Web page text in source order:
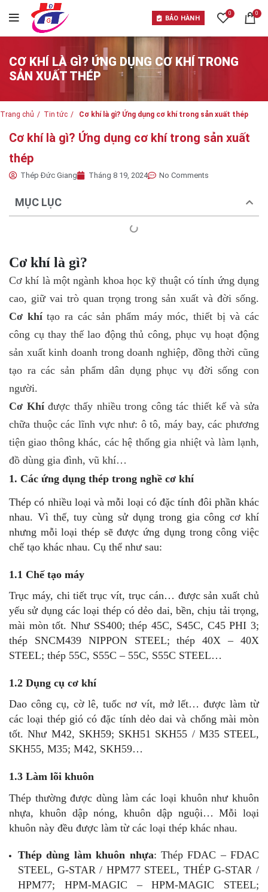
BẢO HÀNH
0 0
CƠ KHÍ LÀ GÌ? ỨNG DỤNG CƠ KHÍ TRONG
SẢN XUẤT THÉP
Trang chủ Tin tức Cơ khí là gì? Ứng dụng cơ khí trong sản xuất thép
Cơ khí là gì? Ứng dụng cơ khí trong sản xuất
thép
Thép Đức Giang Tháng 8 19, 2024 No Comments
MỤC LỤC
Cơ khí là gì?
Cơ khí là một ngành khoa học kỹ thuật có tính ứng dụng
Cơ khí tạo ra các sản phẩm máy móc, thiết bị và các
công cụ thay thế lao động thủ công, phục vụ hoạt động
sản xuất kinh doanh trong doanh nghiệp, đồng thời cũng
tạo ra các sản phẩm dân dụng phục vụ đời sống con
người.
Cơ Khí được thấy nhiều trong công tác thiết kế và sửa
chữa thuộc các lĩnh vực như: ô tô, máy bay, các phương
tiện giao thông khác, các hệ thống gia nhiệt và làm lạnh,
đồ dùng gia đình, vũ khí…
1. Các ứng dụng thép trong nghề cơ khí
Thép có nhiều loại và mỗi loại có đặc tính đôi phần khác
nhau. Vì thế, tuy cùng sử dụng trong gia công cơ khí
nhưng mỗi loại thép sẽ được ứng dụng trong công việc
chế tạo khác nhau. Cụ thể như sau:
1.1 Chế tạo máy
Trục máy, chi tiết trục vít, trục cán… được sản xuất chủ
yếu sử dụng các loại thép có dẻo dai, bền, chịu tải trọng,
mài mòn tốt. Như SS400; thép 45C, S45C, C45 PHI 3;
thép SNCM439 NIPPON STEEL; thép 40X – 40X
STEEL; thép 55C, S55C – 55C, S55C STEEL…
1.2 Dụng cụ cơ khí
Dao công cụ, cờ lê, tuốc nơ vít, mở lết… được làm từ
các loại thép gió có đặc tính dẻo dai và chống mài mòn
tốt. Như M42, SKH59; SKH51 SKH55 / M35 STEEL,
SKH55, M35; M42, SKH59…
1.3 Làm lõi khuôn
Thép thường được dùng làm các loại khuôn như khuôn
nhựa, khuôn dập nóng, khuôn dập nguội… Mỗi loại
khuôn này đều được làm từ các loại thép khác nhau.
Thép dùng làm khuôn nhựa: Thép FDAC – FDAC
STEEL, G-STAR / HPM77 STEEL, THÉP G-STAR /
HPM77; HPM-MAGIC – HPM-MAGIC STEEL;